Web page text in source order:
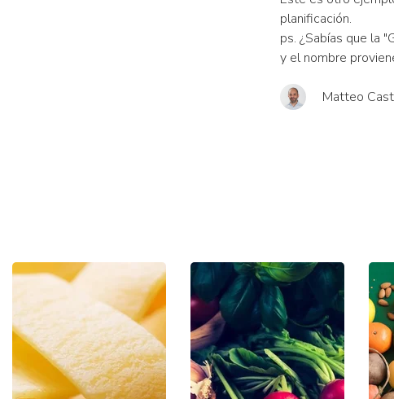
planificación.
ps. ¿Sabías que la
y el nombre
Matteo